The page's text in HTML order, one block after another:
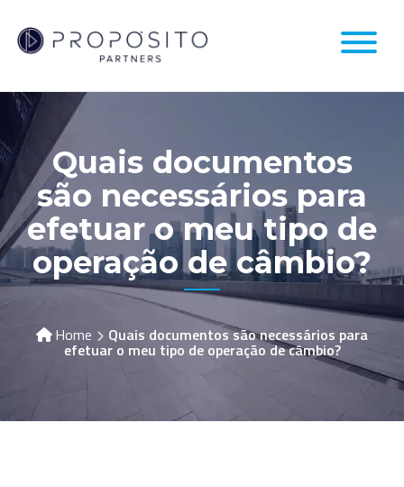
content
Quais documentos
são necessários para
efetuar o meu tipo de
operação de câmbio?
Home Quais documentos são necessários para
efetuar o meu tipo de operação de câmbio?